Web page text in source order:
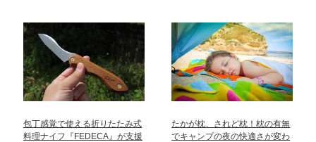
包丁感覚で使える折りたたみ式
料理ナイフ『FEDECA』が支援
たかが枕、されど枕！枕の有無
でキャンプの夜の快適さが変わ